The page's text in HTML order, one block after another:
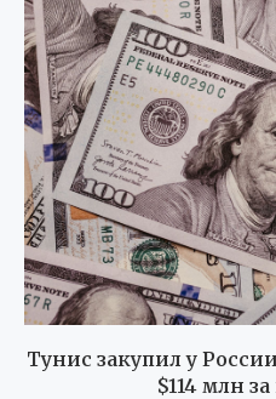
Тунис закупил у
$114 млн